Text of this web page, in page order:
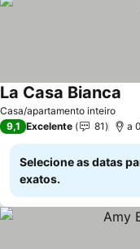
Casa/apartamento inteiro
La Casa Bianca
9,1 Excelente 81 a
Selecione as datas
exatos.